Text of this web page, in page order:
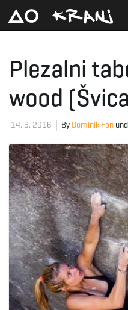
Plezalni
wood
14. 6. 2016 By Dominik Fon